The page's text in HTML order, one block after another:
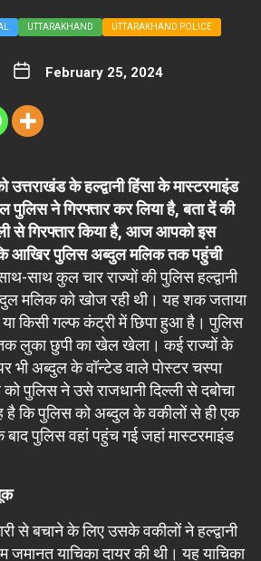
UTTARAKHAND UTTARAKHAND POLICE
February 25, 2024
उत्तराखंड के हल्द्वानी हिंसा के मास्टरमाइंड
पुलिस ने गिरफ्तार कर लिया है, बता दें की
से गिरफ्तार किया है, आज आपको इस
कि आखिर पुलिस अब्दुल मलिक तक पहुंची
साथ कुल चार राज्यों की पुलिस हल्द्वानी
मलिक को खोज रही थी। यह शक जताया
या किसी गल्फ कंट्री में छिपा हुआ है। पुलिस
लुका छुपी का खेल खेला। कई राज्यों के
भी अब्दुल के वॉन्टेड वाले पोस्टर चस्पा
पुलिस ने उसे राजधानी दिल्ली से दबोचा
है कि पुलिस को अब्दुल के वकीलों से ही एक
पुलिस वहां पहुंच गई जहां मास्टरमाइंड
से बचाने के लिए उसके वकीलों ने हल्द्वानी
याचिका दायर की थी। यह याचिका